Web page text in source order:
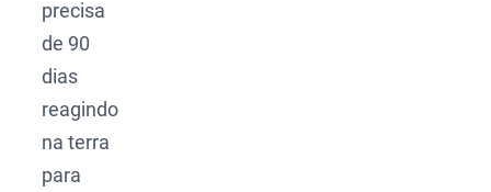
precisa
de 90
dias
reagindo
na terra
para